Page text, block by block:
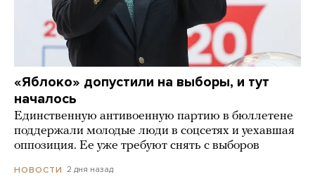
«Яблоко» допустили на выборы, и тут
началось
Единственную антивоенную партию в бюллетене
поддержали молодые люди в соцсетях и уехавшая
оппозиция. Ее уже требуют снять с выборов
НОВОСТИ 2 дня назад